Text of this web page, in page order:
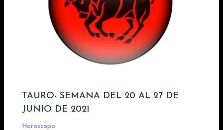
TAURO- SEMANA DEL 20 AL 27 DE
JUNIO DE 2021
Horóscopo